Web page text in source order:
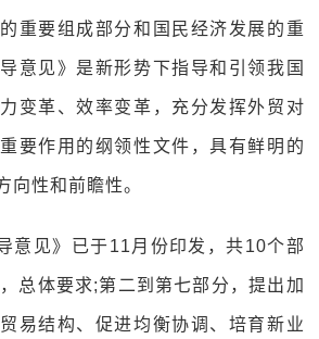
重要组成部分和国民经济发展的重
意见》是新形势下指导和引领我国
变革、效率变革，充分发挥外贸对
要作用的纲领性文件，具有鲜明的
向性和前瞻性。
意见》已于11月份印发，共10个部
总体要求;第二到第七部分，提出加
易结构、促进均衡协调、培育新业